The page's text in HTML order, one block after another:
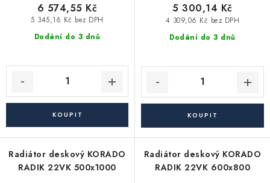
Dodání do 3 dnů
5 345,16 Kč bez DPH
6 574,55 Kč
Dodání do 3 dnů
4 309,06 Kč bez DPH
5 300,14 Kč
Radiátor deskový KORADO
RADIK 22VK 500x1000
Radiátor deskový KORADO
RADIK 22VK 600x800